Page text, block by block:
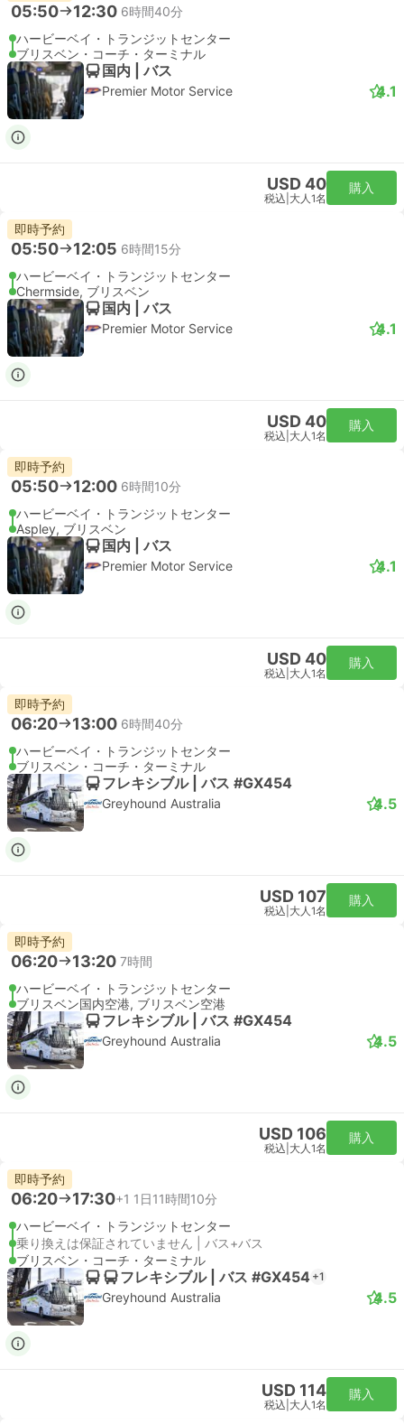
05:50 12:30 6時間40分
ハービーベイ・トランジットセンター
ブリスベン・コーチ・ターミナル
国内 | バス
Premier Motor Service 4.1
USD 40
税込 大人1名
購入
即時予約
05:50 12:05 6時間15分
ハービーベイ・トランジットセンター
Chermside, ブリスベン
国内 | バス
Premier Motor Service 4.1
USD 40
税込 大人1名
購入
即時予約
05:50 12:00 6時間10分
ハービーベイ・トランジットセンター
Aspley, ブリスベン
国内 | バス
Premier Motor Service 4.1
USD 40
税込 大人1名
購入
即時予約
06:20 13:00 6時間40分
ハービーベイ・トランジットセンター
ブリスベン・コーチ・ターミナル
フレキシブル | バス #GX454
Greyhound Australia 4.5
USD 107
税込 大人1名
購入
即時予約
06:20 13:20 7時間
ハービーベイ・トランジットセンター
ブリスベン国内空港, ブリスベン空港
フレキシブル | バス #GX454
Greyhound Australia 4.5
USD 106
税込 大人1名
購入
即時予約
06:20 17:30+1 1日11時間10分
ハービーベイ・トランジットセンター
乗り換えは保証されていません | バス+バス
ブリスベン・コーチ・ターミナル
フレキシブル | バス #GX454 +1
Greyhound Australia 4.5
USD 114
税込 大人1名
購入